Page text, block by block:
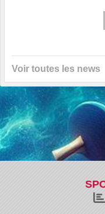
Voir toutes les news